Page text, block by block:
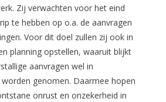
Zij verwachten voor het eind
te hebben op o.a. de aanvragen
Voor dit doel zullen zij ook in
planning opstellen, waaruit blijkt
aanvragen wel in
genomen. Daarmee hopen
onrust en onzekerheid in